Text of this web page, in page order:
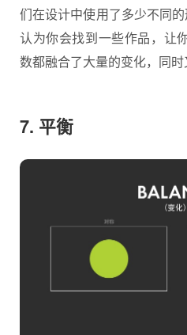
们在设计中使用了多少不同
认为你会找到一些作品，让
数都融合了大量的变化，同时
7. 平衡